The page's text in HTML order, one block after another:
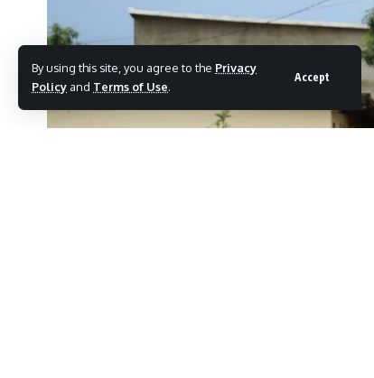
By using this site, you agree to the Privacy
Policy and Terms of Use.
Accept